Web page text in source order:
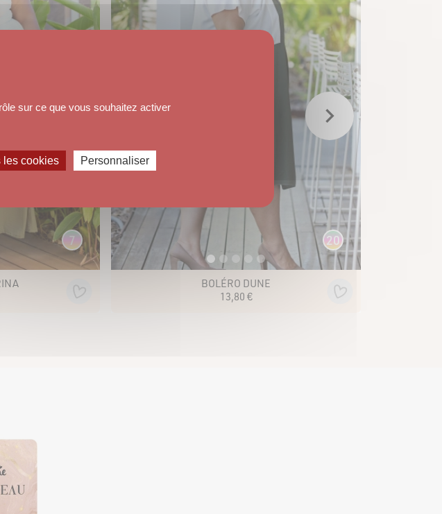
7
BOLÉRO DUNE
13,80 €
20
sur ce que vous souhaitez activer
les cookies Personnaliser